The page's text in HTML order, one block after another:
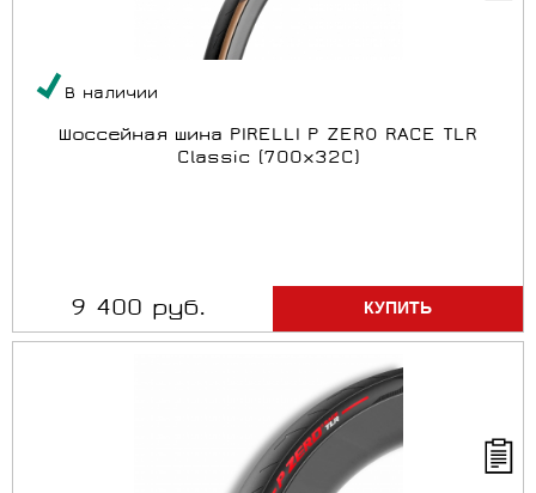
В наличии
Шоссейная шина PIRELLI P ZERO RACE TLR
Classic (700x32C)
9 400 руб.